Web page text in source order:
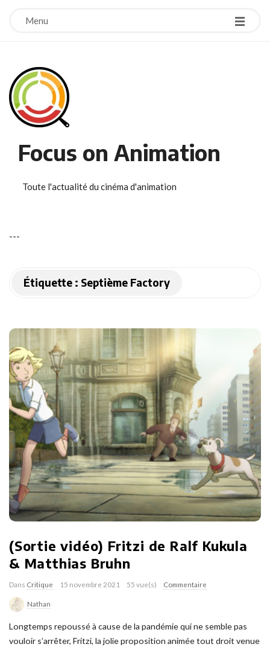
Menu
Focus on Animation
Toute l'actualité du cinéma d'animation
---
Étiquette : Septième Factory
(Sortie vidéo) Fritzi de Ralf Kukula
& Matthias Bruhn
Dans Critique 15 novembre 2021 55 vue(s) Commentaire
Nathan
Longtemps repoussé à cause de la pandémie qui ne semble pas
vouloir s’arrêter, Fritzi, la jolie proposition animée tout droit venue